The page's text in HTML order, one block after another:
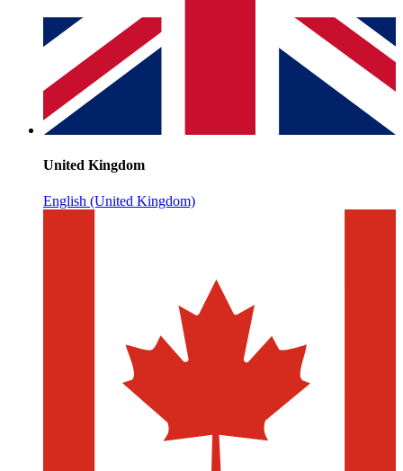
United Kingdom
English (United Kingdom)